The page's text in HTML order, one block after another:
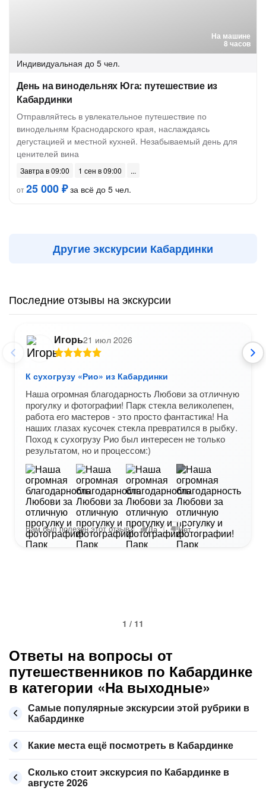
На машине
8 часов
Индивидуальная до 5 чел.
День на винодельнях Юга: путешествие из
Кабардинки
Отправляйтесь в увлекательное путешествие по
винодельням Краснодарского края, наслаждаясь
дегустацией и местной кухней. Незабываемый день для
ценителей вина
Завтра в 09:00
1 сен в 09:00
от25 000 ₽за всё до 5 чел.
Другие экскурсии Кабардинки
Последние отзывы на экскурсии
Игорь21 июл 2026
К сухогрузу «Рио» из Кабардинки
Наша огромная благодарность Любови за отличную
прогулку и фотографии! Парк стекла великолепен,
работа его мастеров - это просто фантастика! На
наших глазах кусочек стекла превратился в рыбку.
Поход к сухогрузу Рио был интересен не только
результатом, но и процессом:)
+3
Вам был полезен этот отзыв? Да Нет
1 / 11
Ответы на вопросы от
путешественников по Кабардинке
в категории «На выходные»
Самые популярные экскурсии этой рубрики в
Кабардинке
Какие места ещё посмотреть в Кабардинке
Сколько стоит экскурсия по Кабардинке в
августе 2026